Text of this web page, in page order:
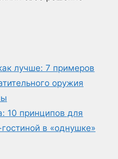
лучше: 7 примеров
оружия
10 принципов для
в «однушке»